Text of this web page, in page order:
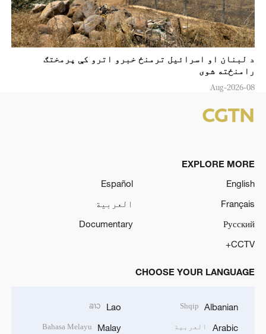
د لبنان او اسرائیل ترمنځ خبرو اترو کې پرمختګ
رامنځته شوی
08-Aug-2026
EXPLORE MORE
English
Español
Français
العربية
Русский
Documentary
CCTV+
CHOOSE YOUR LANGUAGE
Albanian
Shqip
Arabic العربية
Lao
ລາວ
Malay
Bahasa Melayu